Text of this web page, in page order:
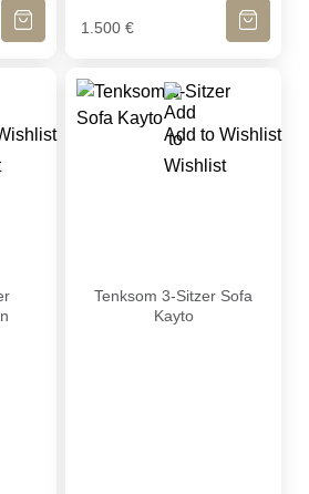
IN DEN WARENKORB
1.500 €
IN DEN
Add to Wishlist
Tenksom 3-Sitzer Sofa
Kayto